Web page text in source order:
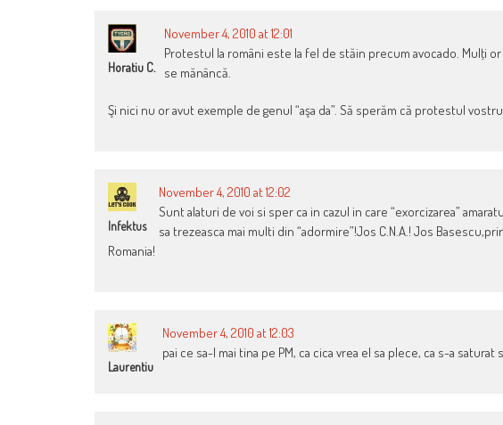
Horatiu C.
November 4, 2010 at 12:01
Protestul la români este la fel de stăin precum avocado. Mulţi
se mănâncă.
Şi nici nu or avut exemple de genul “aşa da”. Să sperăm că protestul
Infektus
November 4, 2010 at 12:02
Sunt alaturi de voi si sper ca in cazul in care “exorcizarea”
sa trezeasca mai multi din “adormire”!Jos C.N.A.! Jos
Romania!
Laurentiu
November 4, 2010 at 12:03
pai ce sa-l mai tina pe PM, ca cica vrea el sa plece, ca s-a saturat